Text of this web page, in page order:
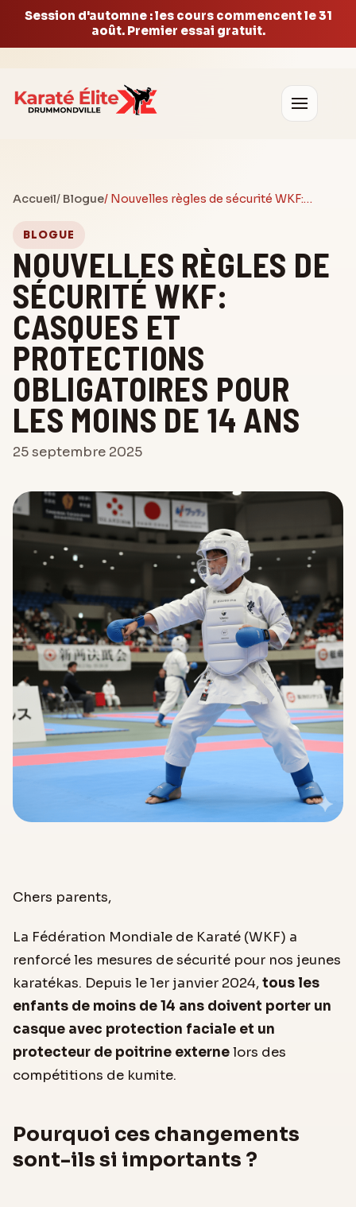
Session d'automne : les cours commencent le 31
août. Premier essai gratuit.
Accueil/ Blogue/ Nouvelles règles de sécurité WKF:…
BLOGUE
NOUVELLES RÈGLES DE
SÉCURITÉ WKF:
CASQUES ET
PROTECTIONS
OBLIGATOIRES POUR
LES MOINS DE 14 ANS
25 septembre 2025
Chers parents,
La Fédération Mondiale de Karaté (WKF) a
renforcé les mesures de sécurité pour nos jeunes
karatékas. Depuis le 1er janvier 2024,tous les
enfants de moins de 14 ans doivent porter un
casque avec protection faciale et un
protecteur de poitrine externelors des
compétitions de kumite.
Pourquoi ces changements
sont-ils si importants ?